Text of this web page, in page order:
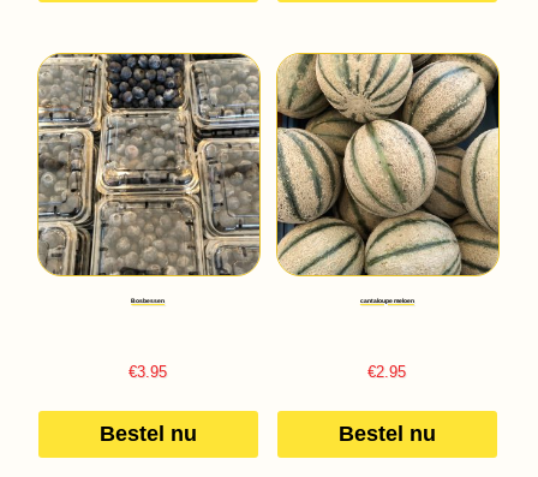
Bosbessen
€3.95
Bestel nu
cantaloupe meloen
€2.95
Bestel nu